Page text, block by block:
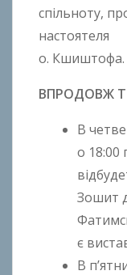
спільноту,
настоятеля
о. Кшиштофа.
ВПРОДОВЖ
В
о 18:00
Зошит
є
В